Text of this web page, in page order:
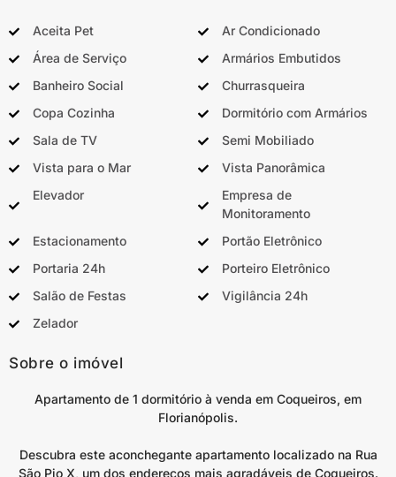
Aceita Pet
Ar Condicionado
Área de Serviço
Armários Embutidos
Banheiro Social
Churrasqueira
Copa Cozinha
Dormitório com Armários
Sala de TV
Semi Mobiliado
Vista para o Mar
Vista Panorâmica
Elevador
Empresa de
Monitoramento
Estacionamento
Portão Eletrônico
Portaria 24h
Porteiro Eletrônico
Salão de Festas
Vigilância 24h
Zelador
Sobre o imóvel
Apartamento de 1 dormitório à venda em Coqueiros, em
Florianópolis.
Descubra este aconchegante apartamento localizado na Rua
São Pio X, um dos endereços mais agradáveis de Coqueiros.